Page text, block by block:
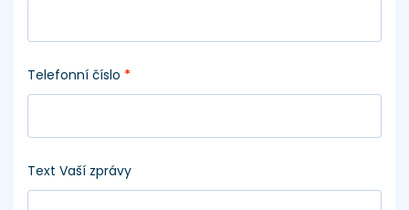
Telefonní číslo *
Text Vaší zprávy